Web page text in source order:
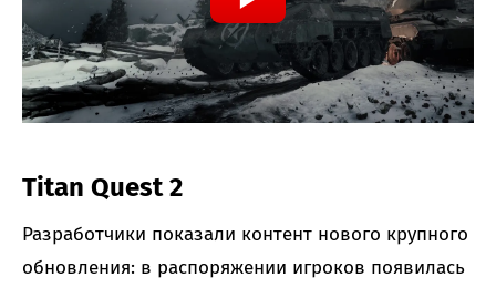
Titan Quest 2
Разработчики показали контент нового крупного
обновления: в распоряжении игроков появилась